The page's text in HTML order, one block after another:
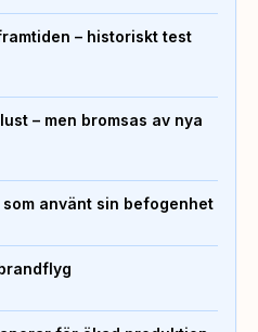
– historiskt test
– men bromsas av nya
använt sin befogenhet